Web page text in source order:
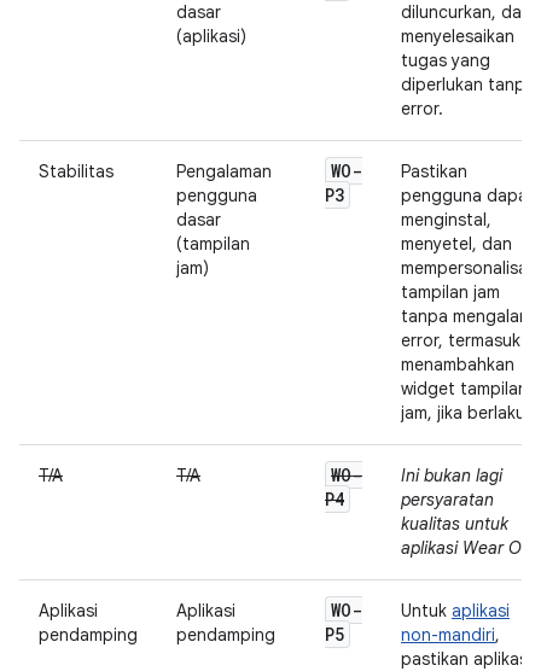
dasar
(aplikasi)
diluncurkan, dan
menyelesaikan
tugas yang
diperlukan tanpa
error.
Stabilitas
Pengalaman
pengguna
dasar
(tampilan
jam)
WO-
P3
Pastikan
pengguna dapat
menginstal,
menyetel, dan
mempersonalisasi
tampilan jam
tanpa mengalami
error, termasuk
menambahkan
widget tampilan
jam, jika berlaku.
T/A T/A
WO-
P4
Ini bukan lagi
persyaratan
kualitas untuk
aplikasi Wear OS.
Aplikasi
pendamping
Aplikasi
pendamping
WO-
P5
Untuk aplikasi
non-mandiri,
pastikan aplikasi